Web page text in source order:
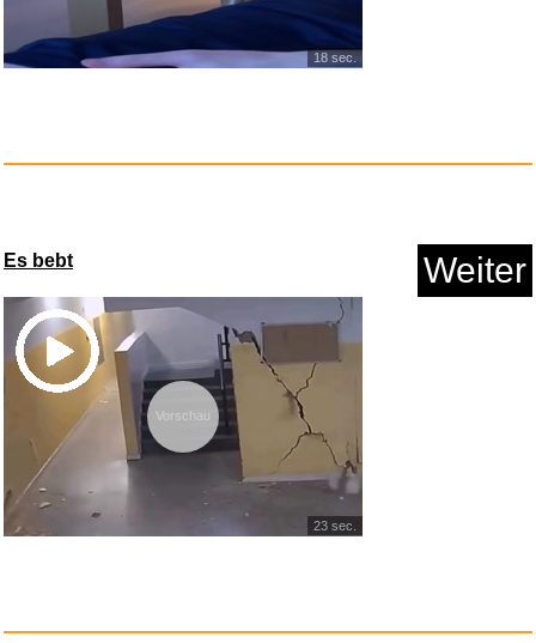
Anzeige
18 sec.
Es bebt Weiter
Vorschau
23 sec.